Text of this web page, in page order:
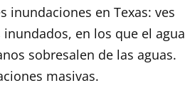
inundaciones en Texas: ves
en los que el agua
sobresalen de las aguas.
masivas.